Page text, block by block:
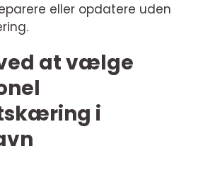
eller opdatere uden
at vælge
i